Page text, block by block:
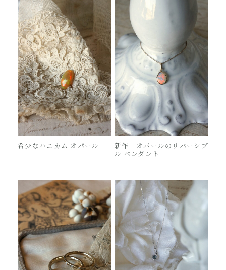
希少なハニカム オパール
新作 オパールのリバーシブ
ル ペンダント